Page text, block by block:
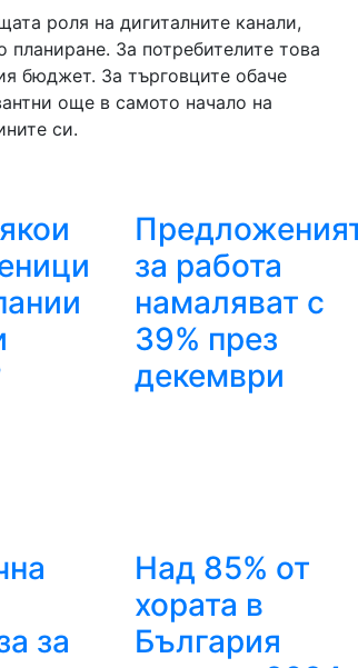
роля на дигиталните канали,
За потребителите това
бюджет. За търговците обаче
още в самото начало на
си.
за работа
намаляват с
39% през
декември
за
Над 85% от
хората в
България